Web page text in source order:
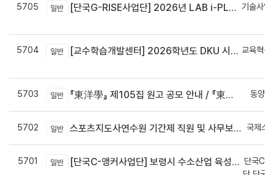
5705 일반 [단국G-RISE사업단] 2026년 LAB i-PLUG 프로그램 과제 공고(~10.9.(금)까지)
기술사업
5704 일반 [교수학습개발센터] 2026학년도 DKU 시그니처 교수법 적용 교과목 개발 신청 안내
교육혁신
5703 일반 『東洋學』 제105집 원고 공모 안내 / 『東洋學』第105輯征稿启事 / Call for Papers : The Oriental Studies, the 105th Issue 동양
5702 일반 스포츠지도사연수원 기간제 직원 및 사무보조원 채용 공고 국제스
5701 일반 [단국C-앵커사업단] 보령시 수소산업 육성을 위한 기업 지원사업 모집공고
단국C-